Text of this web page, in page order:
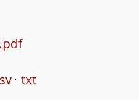
txt